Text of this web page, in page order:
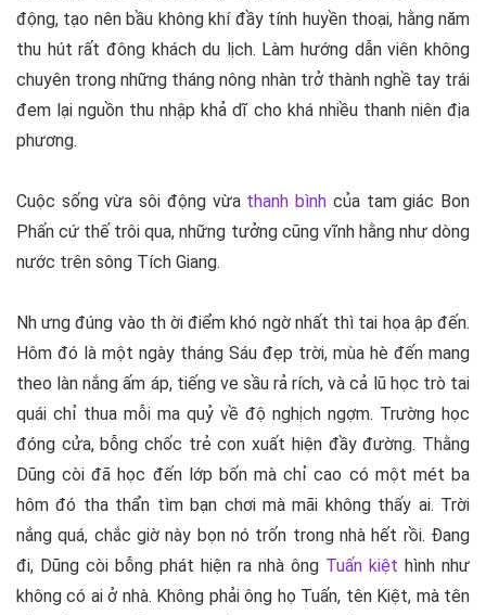
động, tạo nên bầu không khí đầy tính huyền thoại, hằng năm
thu hút rất đông khách du lịch. Làm hướng dẫn viên không
chuyên trong những tháng nông nhàn trở thành nghề tay trái
đem lại nguồn thu nhập khả dĩ cho khá nhiều thanh niên địa
phương.
Cuộc sống vừa sôi động vừa thanh bình của tam giác Bon
Phấn cứ thế trôi qua, những tưởng cũng vĩnh hằng như dòng
nước trên sông Tích Giang.
Nh ưng đúng vào th ời điểm khó ngờ nhất thì tai họa ập đến.
Hôm đó là một ngày tháng Sáu đẹp trời, mùa hè đến mang
theo làn nắng ấm áp, tiếng ve sầu rả rích, và cả lũ học trò tai
quái chỉ thua mỗi ma quỷ về độ nghịch ngợm. Trường học
đóng cửa, bỗng chốc trẻ con xuất hiện đầy đường. Thằng
Dũng còi đã học đến lớp bốn mà chỉ cao có một mét ba
hôm đó tha thẩn tìm bạn chơi mà mãi không thấy ai. Trời
nắng quá, chắc giờ này bọn nó trốn trong nhà hết rồi. Đang
đi, Dũng còi bỗng phát hiện ra nhà ông Tuấn kiệt hình như
không có ai ở nhà. Không phải ông họ Tuấn, tên Kiệt, mà tên